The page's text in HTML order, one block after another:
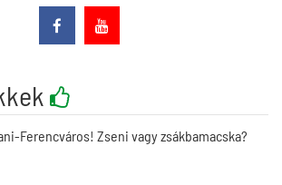
Ferencváros! Zseni vagy zsákbamacska?